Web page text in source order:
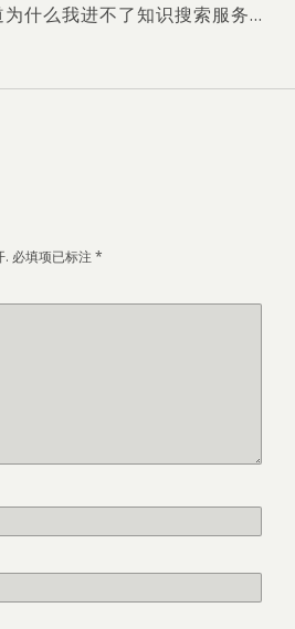
什么我进不了知识搜索服务…
. 必填项已标注 *